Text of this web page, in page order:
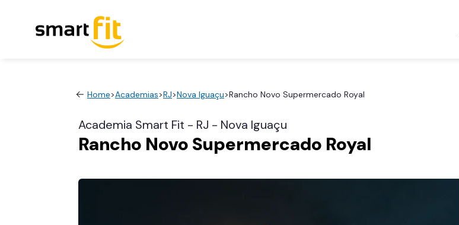
Home>Academias>RJ>Nova Iguaçu>Rancho Novo Supermercado Royal
Academia Smart Fit - RJ - Nova Iguaçu
Rancho Novo Supermercado Royal